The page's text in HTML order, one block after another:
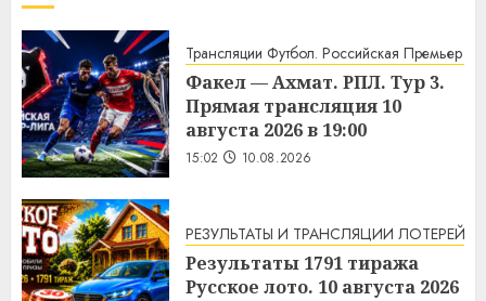
Трансляции Футбол. Российская Премьер
Факел — Ахмат. РПЛ. Тур 3.
Прямая трансляция 10
августа 2026 в 19:00
15:02 10.08.2026
РЕЗУЛЬТАТЫ И ТРАНСЛЯЦИИ ЛОТЕРЕЙ
Результаты 1791 тиража
Русское лото. 10 августа 2026